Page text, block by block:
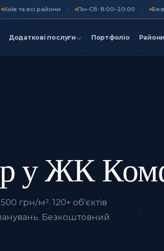
Київ та всі райони Пн–Сб: 8:00–20:00
Додаткові послуги Портфоліо Райони
у ЖК
грн/м². 120+ об'єктів
Безкоштовний